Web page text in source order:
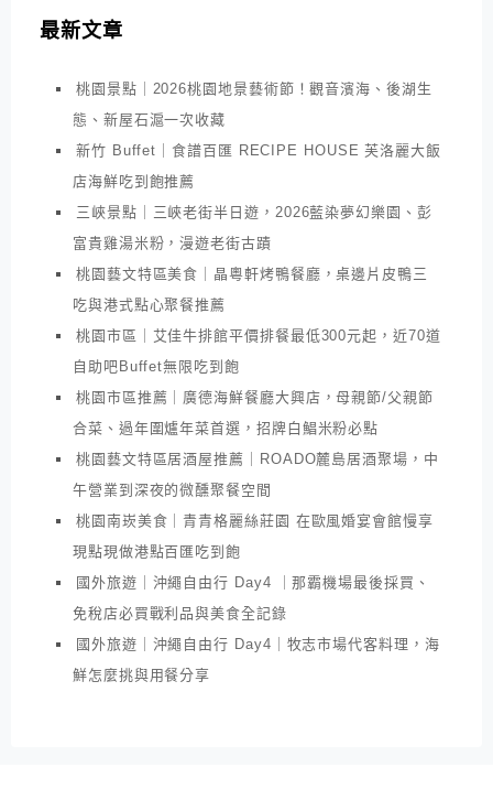
最新文章
桃園景點｜2026桃園地景藝術節！觀音濱海、後湖生
態、新屋石滬一次收藏
新竹 Buffet｜食譜百匯 RECIPE HOUSE 芙洛麗大飯
店海鮮吃到飽推薦
三峽景點｜三峽老街半日遊，2026藍染夢幻樂園、彭
富貴雞湯米粉，漫遊老街古蹟
桃園藝文特區美食｜晶粵軒烤鴨餐廳，桌邊片皮鴨三
吃與港式點心聚餐推薦
桃園市區｜艾佳牛排館平價排餐最低300元起，近70道
自助吧Buffet無限吃到飽
桃園市區推薦｜廣德海鮮餐廳大興店，母親節/父親節
合菜、過年圍爐年菜首選，招牌白鯧米粉必點
桃園藝文特區居酒屋推薦｜ROADO麓島居酒聚場，中
午營業到深夜的微醺聚餐空間
桃園南崁美食｜青青格麗絲莊園 在歐風婚宴會館慢享
現點現做港點百匯吃到飽
國外旅遊｜沖繩自由行 Day4 ｜那霸機場最後採買、
免稅店必買戰利品與美食全記錄
國外旅遊｜沖繩自由行 Day4｜牧志市場代客料理，海
鮮怎麼挑與用餐分享